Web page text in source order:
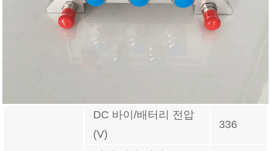
DC 바이/배터리 전압
(V)
336